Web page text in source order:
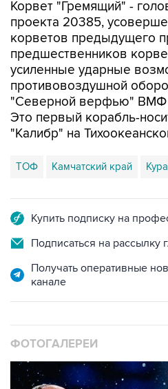
корветов предыдущего
предшественников
усиленные ударные
противовоздушной
"Северной верфью" ВМФ
Это первый корабль-
"Калибр" на
ТОФ Камчатский край Кура
Подписаться на рассылку
Получать оперативные
канале